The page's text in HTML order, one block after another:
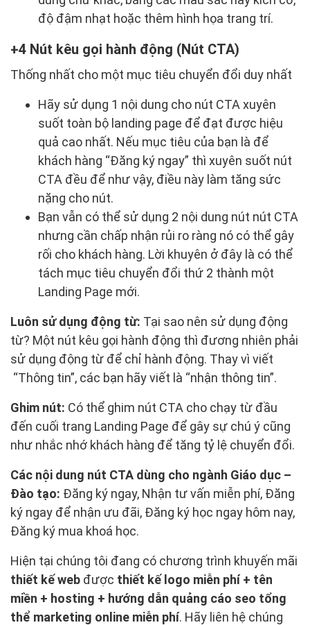
độ đậm nhạt hoặc thêm hình họa trang trí.
4 Nút kêu gọi hành động (Nút CTA)
Thống nhất cho một mục tiêu chuyển đổi duy nhất
Hãy sử dụng 1 nội dung cho nút CTA xuyên
suốt toàn bộ landing page để đạt được hiệu
quả cao nhất. Nếu mục tiêu của bạn là để
khách hàng “Đăng ký ngay” thì xuyên suốt nút
CTA đều để như vậy, điều này làm tăng sức
nặng cho nút.
Bạn vẫn có thể sử dụng 2 nội dung nút nút CTA
nhưng cần chấp nhận rủi ro ràng nó có thể gây
rối cho khách hàng. Lời khuyên ở đây là có thể
tách mục tiêu chuyển đổi thứ 2 thành một
Landing Page mới.
Luôn sử dụng động từ: Tại sao nên sử dụng động
từ? Một nút kêu gọi hành động thì đương nhiên phải
sử dụng động từ để chỉ hành động. Thay vì viết
“Thông tin”, các bạn hãy viết là “nhận thông tin”.
Ghim nút: Có thể ghim nút CTA cho chạy từ đầu
đến cuối trang Landing Page để gây sự chú ý cũng
như nhắc nhớ khách hàng để tăng tỷ lệ chuyển đổi.
Các nội dung nút CTA dùng cho ngành Giáo dục –
Đào tạo: Đăng ký ngay, Nhận tư vấn miễn phí, Đăng
ký ngay để nhận ưu đãi, Đăng ký học ngay hôm nay,
Đăng ký mua khoá học.
Hiện tại chúng tôi đang có chương trình khuyến mãi
thiết kế web được thiết kế logo miễn phí + tên
miền + hosting + hướng dẫn quảng cáo seo tổng
thể marketing online miễn phí. Hãy liên hệ chúng